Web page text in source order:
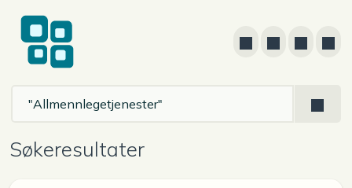
Søkeresultater